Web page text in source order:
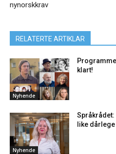
nynorskkrav
RELATERTE ARTIKLAR
Nyhende
klart!
Nyhende
like